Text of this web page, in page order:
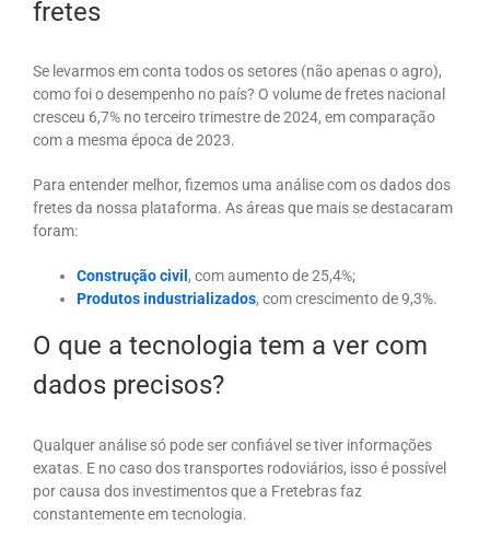
fretes
Se levarmos em conta todos os setores (não apenas o agro),
como foi o desempenho no país? O volume de fretes nacional
cresceu 6,7% no terceiro trimestre de 2024, em comparação
com a mesma época de 2023.
Para entender melhor, fizemos uma análise com os dados dos
fretes da nossa plataforma. As áreas que mais se destacaram
foram:
Construção civil , com aumento de 25,4%;
Produtos industrializados, com crescimento de 9,3%.
O que a tecnologia tem a ver com
dados precisos?
Qualquer análise só pode ser confiável se tiver informações
exatas. E no caso dos transportes rodoviários, isso é possível
por causa dos investimentos que a Fretebras faz
constantemente em tecnologia.